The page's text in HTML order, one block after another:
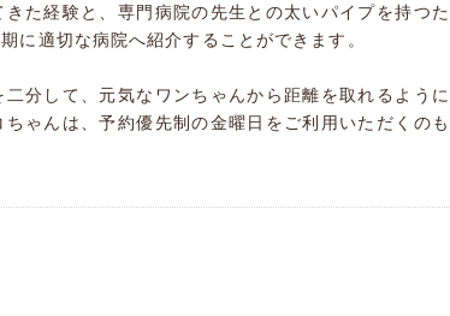
た経験と、専門病院の先生との太いパイプを持つた
に適切な病院へ紹介することができます。
分して、元気なワンちゃんから距離を取れるように
ゃんは、予約優先制の金曜日をご利用いただくのも